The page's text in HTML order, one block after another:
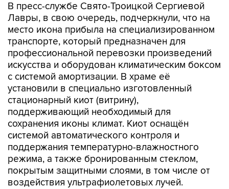
В пресс-службе Свято-Троицкой Сергиевой
Лавры, в свою очередь, подчеркнули, что на
место икона прибыла на специализированном
транспорте, который предназначен для
профессиональной перевозки произведений
искусства и оборудован климатическим боксом
с системой амортизации. В храме её
установили в специально изготовленный
стационарный киот (витрину),
поддерживающий необходимый для
сохранения иконы климат. Киот оснащён
системой автоматического контроля и
поддержания температурно-влажностного
режима, а также бронированным стеклом,
покрытым защитными слоями, в том числе от
воздействия ультрафиолетовых лучей.